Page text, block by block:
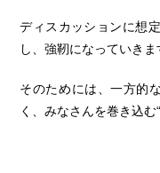
ディスカッションに想
し、強靭になっていきま
そのためには、一方的
く、みなさんを巻き込む